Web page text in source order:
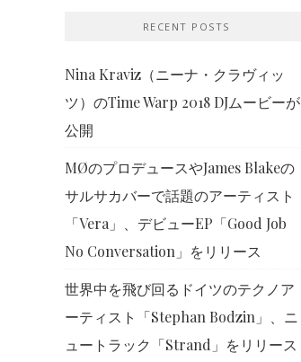
RECENT POSTS
Nina Kraviz（ニーナ・クラヴィッ
ツ）のTime Warp 2018 DJムービーが
公開
MØのプロデュースやJames Blakeの
サルサカバーで話題のアーティスト
「Vera」、デビューEP「Good Job
No Conversation」をリリース
世界中を飛び回るドイツのテクノア
ーティスト「Stephan Bodzin」、ニ
ュートラック「Strand」をリリース